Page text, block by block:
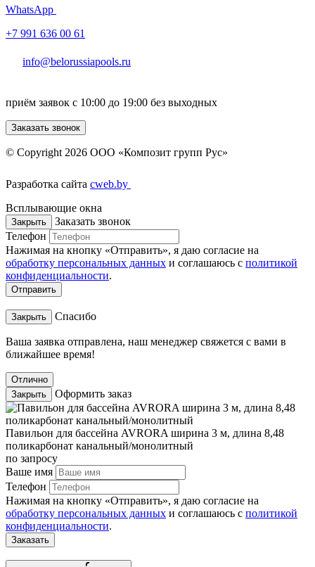
WhatsApp
+7 991 636 00 61
info@belorussiapools.ru
приём заявок с 10:00 до 19:00 без выходных
Заказать звонок
© Copyright 2026 ООО «Композит групп Рус»
Разработка сайта cweb.by
Всплывающие окна
Закрыть
Заказать звонок
Телефон
Нажимая на кнопку «Отправить», я даю согласие на
обработку персональных данных и соглашаюсь c политикой
конфиденциальности.
Отправить
Закрыть Спасибо
Ваша заявка отправлена, наш менеджер свяжется с вами в
ближайшее время!
Отлично
Закрыть
Оформить заказ
Павильон для бассейна AVRORA ширина 3 м, длина 8,48
поликарбонат канальный/монолитный
по запросу
Ваше имя
Телефон
Нажимая на кнопку «Отправить», я даю согласие на
обработку персональных данных и соглашаюсь c политикой
конфиденциальности.
Заказать